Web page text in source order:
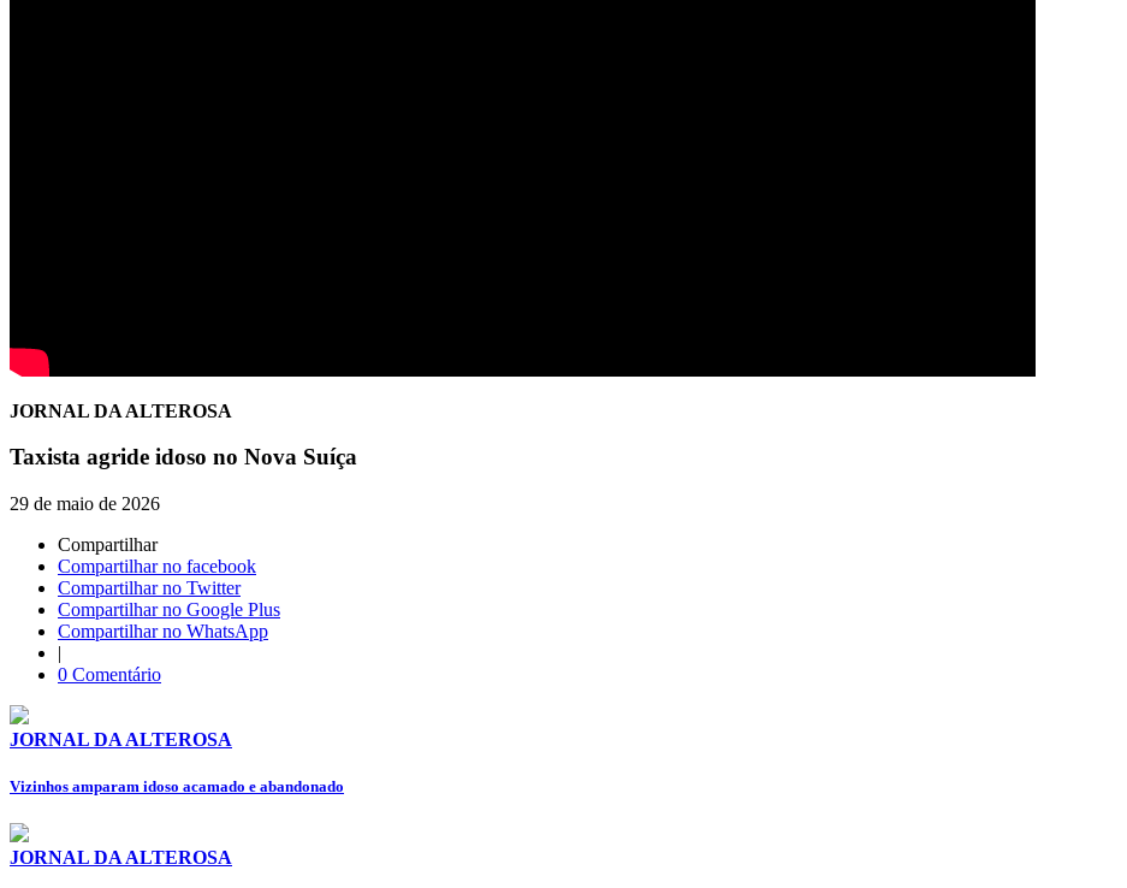
JORNAL DA ALTEROSA
Taxista agride idoso no Nova Suíça
29 de maio de 2026
Compartilhar
Compartilhar no facebook
Compartilhar no Twitter
Compartilhar no Google Plus
Compartilhar no WhatsApp
|
0 Comentário
JORNAL DA ALTEROSA
Vizinhos amparam idoso acamado e abandonado
JORNAL DA ALTEROSA